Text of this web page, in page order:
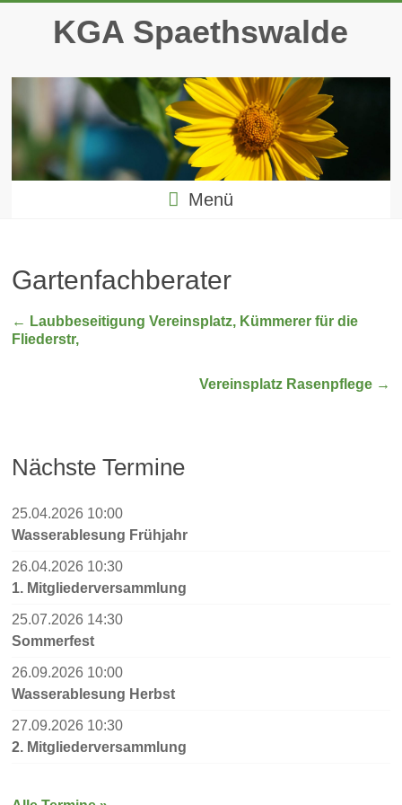
springenKGA Spaethswalde
Menü
Gartenfachberater
← Laubbeseitigung Vereinsplatz, Kümmerer für die
Fliederstr,
Vereinsplatz Rasenpflege →
Nächste Termine
25.04.2026 10:00
Wasserablesung Frühjahr
26.04.2026 10:30
1. Mitgliederversammlung
25.07.2026 14:30
Sommerfest
26.09.2026 10:00
Wasserablesung Herbst
27.09.2026 10:30
2. Mitgliederversammlung